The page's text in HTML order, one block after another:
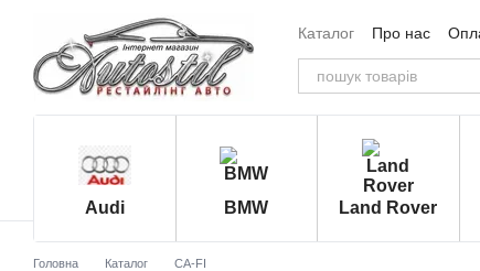
Перейти до основного контенту
Каталог
Про нас
Угода користувача
Audi BMW Land Rover
Головна Каталог CA-FI